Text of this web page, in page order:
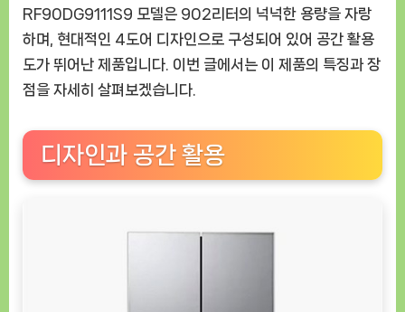
스
포
냉
어
RF90DG9111S9 모델은 902리터의 넉넉한 용량을 자랑
하며, 현대적인 4도어 디자인으로 구성되어 있어 공간 활용
도가 뛰어난 제품입니다. 이번 글에서는 이 제품의 특징과 장
점을 자세히 살펴보겠습니다.
디자인과 공간 활용